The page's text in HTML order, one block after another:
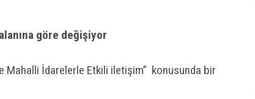
göre değişiyor
Mahalli İdarelerle Etkili iletişim” konusunda bir